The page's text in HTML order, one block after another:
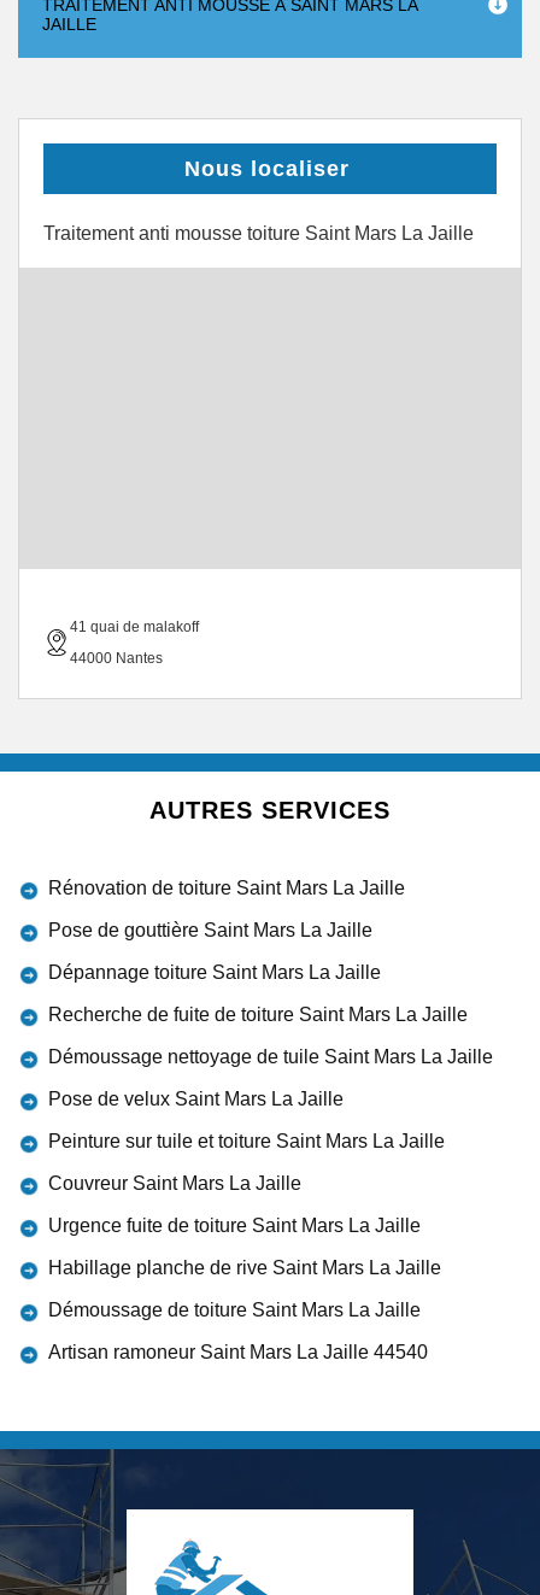
TRAITEMENT ANTI MOUSSE À SAINT MARS LA
JAILLE
Nous localiser
Traitement anti mousse toiture Saint Mars La Jaille
41 quai de malakoff
44000 Nantes
AUTRES SERVICES
Rénovation de toiture Saint Mars La Jaille
Pose de gouttière Saint Mars La Jaille
Dépannage toiture Saint Mars La Jaille
Recherche de fuite de toiture Saint Mars La Jaille
Démoussage nettoyage de tuile Saint Mars La Jaille
Pose de velux Saint Mars La Jaille
Peinture sur tuile et toiture Saint Mars La Jaille
Couvreur Saint Mars La Jaille
Urgence fuite de toiture Saint Mars La Jaille
Habillage planche de rive Saint Mars La Jaille
Démoussage de toiture Saint Mars La Jaille
Artisan ramoneur Saint Mars La Jaille 44540